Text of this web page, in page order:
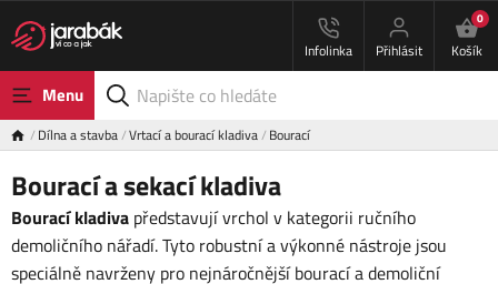
Infolinka Přihlásit
0
Košík
Menu
Dílna a stavba Vrtací a bourací kladiva Bourací
Bourací a sekací kladiva
Bourací kladiva představují vrchol v kategorii ručního
demoličního nářadí. Tyto robustní a výkonné nástroje jsou
speciálně navrženy pro nejnáročnější bourací a demoliční